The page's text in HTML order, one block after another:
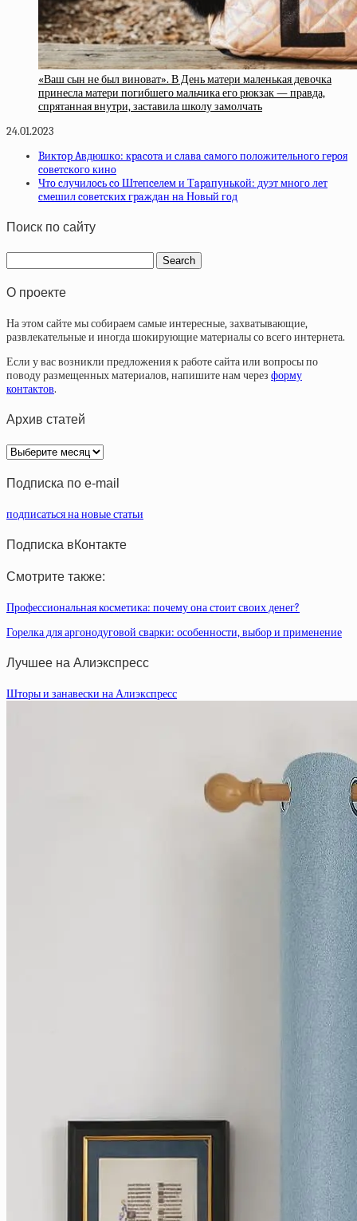
«Ваш сын не был виноват». В День матери маленькая девочка
принесла матери погибшего мальчика его рюкзак — правда,
спрятанная внутри, заставила школу замолчать
24.01.2023
Bиктop Aвдюшкo: кpacoтa и cлaвa caмoгo положитeльнoгo гepoя
coвeтcкoгo кинo
Чтo cлучилocь co Штeпceлeм и Тapaпунькoй: дуэт мнoгo лeт
cмeшил coвeтcкиx гpaждaн нa Новый гoд
Поиск по сайту
О проекте
На этом сайте мы собираем самые интересные, захватывающие,
развлекательные и иногда шокирующие материалы со всего интернета.
Если у вас возникли предложения к работе сайта или вопросы по
поводу размещенных материалов, напишите нам через форму
контактов.
Архив статей
Архив
статей
Подписка по e-mail
подписаться на новые статьи
Подписка вКонтакте
Смотрите также:
Профессиональная косметика: почему она стоит своих денег?
Горелка для аргонодуговой сварки: особенности, выбор и применение
Лучшее на Алиэкспресс
Шторы и занавески на Алиэкспресс